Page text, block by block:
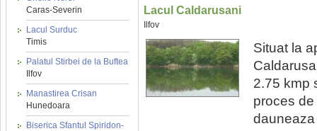
Caras-Severin
Lacul Surduc
Timis
Palatul Stirbei de la Buftea
Ilfov
Manastirea Crisan
Hunedoara
Biserica Sfantul Spiridon-
Lacul Caldarusani
Ilfov
Situat la
2.75 kmp
proces